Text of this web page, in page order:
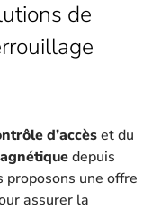
de
d’accèset du
depuis
une offre
assurer la